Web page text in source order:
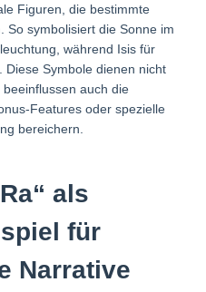
Figuren, die bestimmte
So symbolisiert die Sonne im
während Isis für
Symbole dienen nicht
auch die
Features oder spezielle
bereichern.
als
für
Narrative